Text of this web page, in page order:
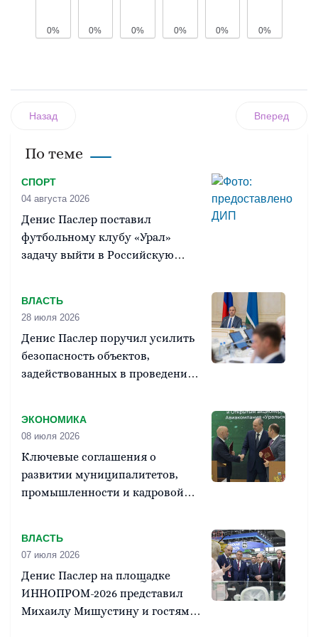
0% 0% 0% 0% 0% 0%
Назад Вперед
По теме
СПОРТ
04 августа 2026
Денис Паслер поставил
футбольному клубу «Урал»
задачу выйти в Российскую
ВЛАСТЬ
28 июля 2026
Денис Паслер поручил усилить
безопасность объектов,
задействованных в проведении
ЭКОНОМИКА
08 июля 2026
Ключевые соглашения о
развитии муниципалитетов,
промышленности и кадровой
ВЛАСТЬ
07 июля 2026
Денис Паслер на площадке
ИННОПРОМ-2026 представил
Михаилу Мишустину и гостям